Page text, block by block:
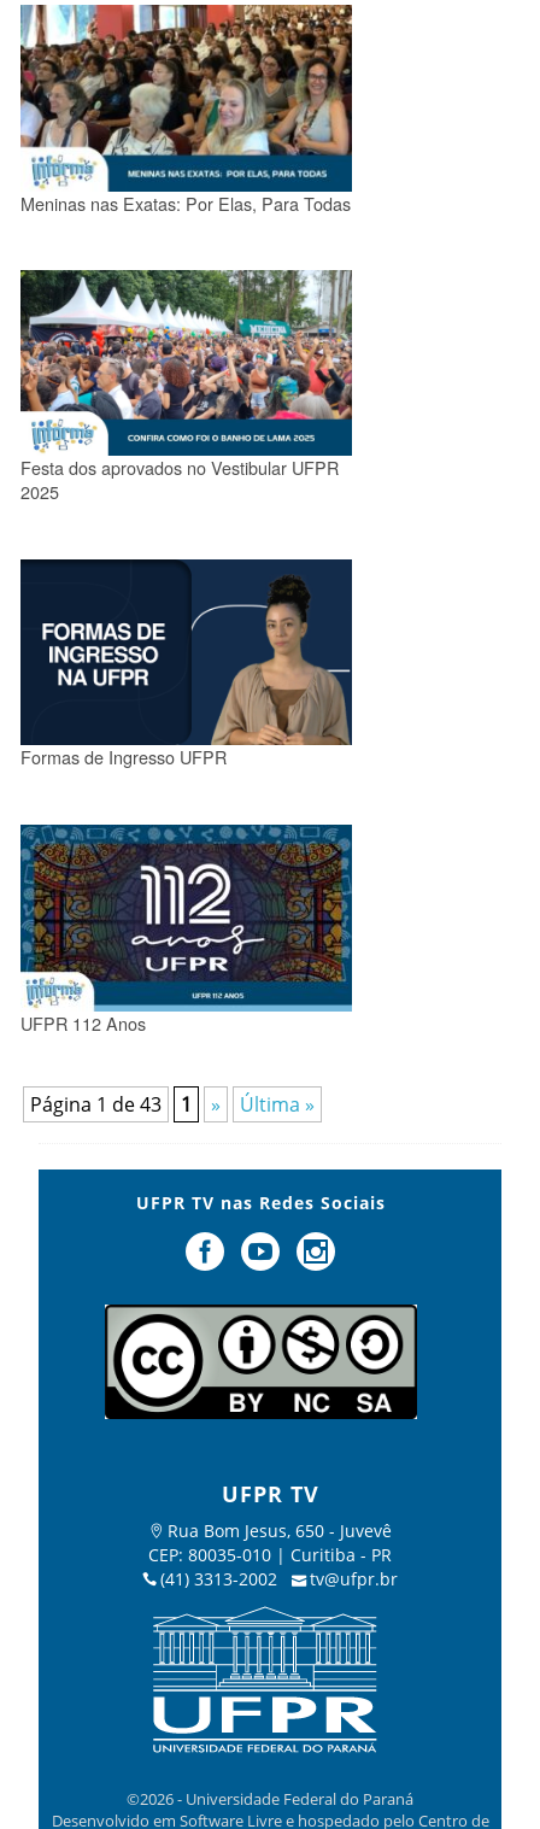
Meninas nas Exatas: Por Elas, Para Todas
Festa dos aprovados no Vestibular UFPR
2025
Formas de Ingresso UFPR
UFPR 112 Anos
Página 1 de 43 1 » Última »
UFPR TV nas Redes Sociais
UFPR TV
Rua Bom Jesus, 650 - Juvevê
CEP: 80035-010 | Curitiba - PR
(41) 3313-2002
tv@ufpr.br
©2026 - Universidade Federal do Paraná
Desenvolvido em Software Livre e hospedado pelo Centro de